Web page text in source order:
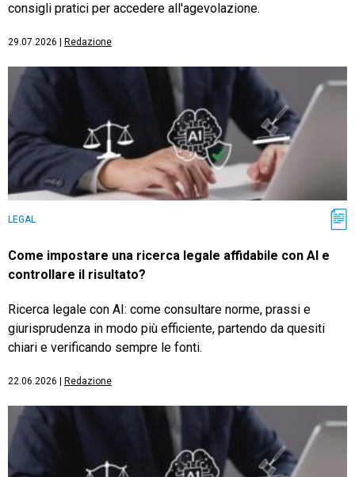
consigli pratici per accedere all'agevolazione.
29.07.2026 Redazione
LEGAL
Come impostare una ricerca legale affidabile con AI e
controllare il risultato?
Ricerca legale con AI: come consultare norme, prassi e
giurisprudenza in modo più efficiente, partendo da quesiti
chiari e verificando sempre le fonti.
22.06.2026 Redazione